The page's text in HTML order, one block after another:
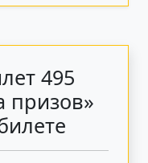
495
призов»